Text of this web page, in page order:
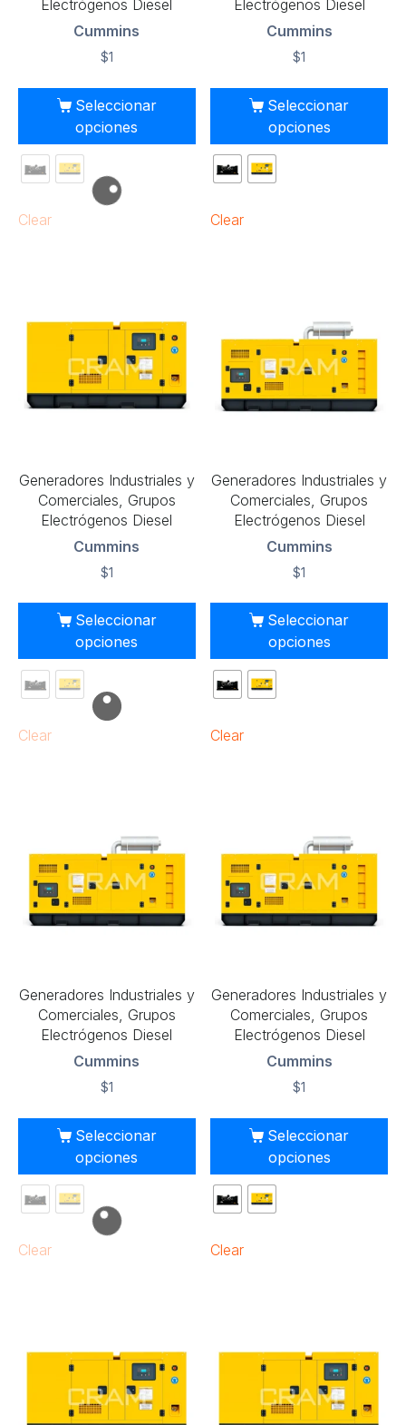
Electrógenos Diesel
Cummins
$1
Seleccionar
opciones
Clear
Electrógenos Diesel
Cummins
$1
Seleccionar
opciones
Clear
Generadores Industriales y
Comerciales, Grupos
Electrógenos Diesel
Cummins
$1
Seleccionar
opciones
Clear
Generadores Industriales y
Comerciales, Grupos
Electrógenos Diesel
Cummins
$1
Seleccionar
opciones
Clear
Generadores Industriales y
Comerciales, Grupos
Electrógenos Diesel
Cummins
$1
Seleccionar
opciones
Clear
Generadores Industriales y
Comerciales, Grupos
Electrógenos Diesel
Cummins
$1
Seleccionar
opciones
Clear